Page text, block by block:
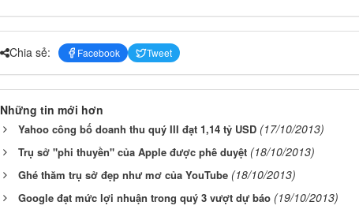
Chia sẻ: Facebook Tweet
Những tin mới hơn
Yahoo công bố doanh thu quý III đạt 1,14 tỷ USD (17/10/2013)
Trụ sở "phi thuyền" của Apple được phê duyệt (18/10/2013)
Ghé thăm trụ sở đẹp như mơ của YouTube (18/10/2013)
Google đạt mức lợi nhuận trong quý 3 vượt dự báo (19/10/2013)